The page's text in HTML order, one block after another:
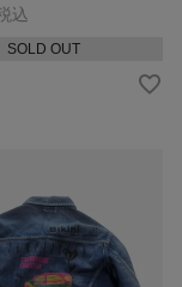
込
SOLD OUT